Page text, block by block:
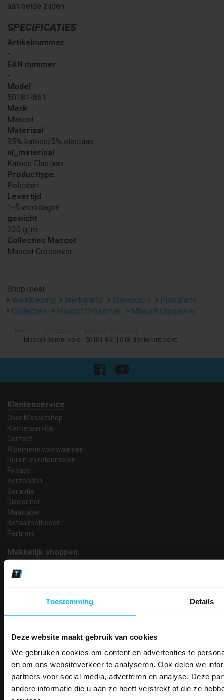
Toestemming Details
Deze website maakt gebruik van cookies
We gebruiken cookies om content en advertenties te
en om ons websiteverkeer te analyseren. Ook delen we
partners voor social media, adverteren en analyse. Deze
andere informatie die u aan ze heeft verstrekt of die ze
aan beide zijden.
SPECIFICATIES
Artikelnummer
-
EAN nummer
-
Model
50181-861
Merk
Mascot
Materiaal
95% katoen/5% elastaan
nl_materiaal
Katoen Elastaan
Producttype
Poloshirt
Levertijd
1-5 werkdagen
gewicht
230 g/m
Collecties Mascot
Mascot Crossover
Shop meer
Werkkleding
Werkshirts Werkpolo's
Poloshirts
Collecties
Mascot Crossover Mascot Crossover
Mascot Soroni polo | 50181-861 | 018-donkerantraciet
Klantenservice
Over Mascotshop
Klantenservice
Contact
Algemene voorwaarden
Ruilen en retourneren
Privacy
Verzenden
Garantie
Disclaimer
Maattabel
Betaalmethoden
Partners
Makkelijk shoppen
Bedruk- en borduurservice
14 Dagen tijd om te herroepen
Betaalwijze
Inschrijven
Contact
ONTVANG
KORTING OP
PAK